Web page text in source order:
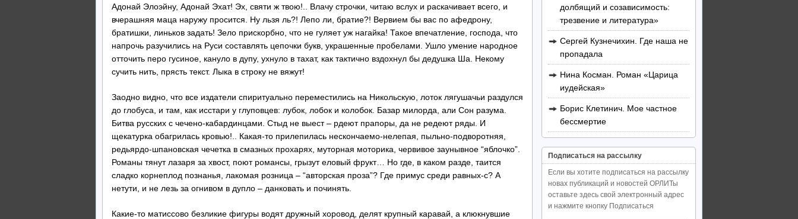
Адонай Элоэйну, Адонай Эхат! Эх, святи ж твою!.. Влачу строчки, читаю вслух и раскачивает всего, и
вчерашняя маца наружу просится. Ну льзя ль?! Лепо ли, братие?! Вервием бы вас по афедрону,
братишки, линьков задать! Зело прискорбно, что не гуляет уж нагайка! Такое впечатление, господа, что
напрочь разучились на Руси составлять цепочки букв, украшенные пробелами. Ушло умение народное
отточить перо гусиное, кануло в дупу, ухнуло в тахат, как тактично вздохнул бы дедушка Ша. Некому
сучить нить, прясть текст. Лыка в строку не вяжут!
Заодно видно, что все издатели спиритуально переместились на Никольскую, лоток лягушачьи раздулся
до глобуса, и там, как исстари у глуповцев: лубок, лобок и колобок. Базар милорда, али Сон разума.
Битва русских с чечено-кабардинцами. Стыд не выест – рдеют прапоры, да не редеют ряды. И
щекатурка обагрилась кровью!.. Какая-то прилепилась нескончаемо-нелепая, пыльно-подворотняя,
редьярдо-шпановская чечетка в смазных прохарях, муторная моторика, червивое заунывное “яблочко”.
Романы тянут лазаря за хвост, поют романсы, грызут еловый фрукт… Но где, в каком разде, таится
сладко корнеплод познанья, лакомая розница – “авторская проза”? Где примус среди равных-с? А
нетути, и не лезь за огнивом в дупло – данковать и починять.
Какие-то матиссово безликие фигуры водят дружный хоровод, делят крупный каравай, а клюкнувшие
долбящий и созависимость:
трезвение и литература»
Сергей Кузнечихин. Где наша не
пропадала
Нина Косман. Роман «Царица
иудейская»
Борис Клетинич. Мое частное
бессмертие
Подписаться на рассылку
Если вы хотите подписаться на рассылку
новах публикаций и новостей ОРЛИТы
оставьте здесь свой электронный адрес
и нажмите кнопку Подписаться